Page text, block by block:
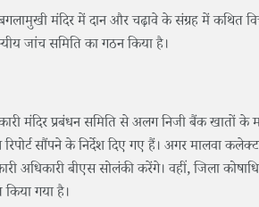
मंदिर में दान और चढ़ावे के संग्रह में कथित
जांच समिति का गठन किया है।
मंदिर प्रबंधन समिति से अलग निजी बैंक खातों
सौंपने के निर्देश दिए गए हैं। अगर मालवा कलेक्टर
अधिकारी बीएस सोलंकी करेंगे। वहीं, जिला
गया है।